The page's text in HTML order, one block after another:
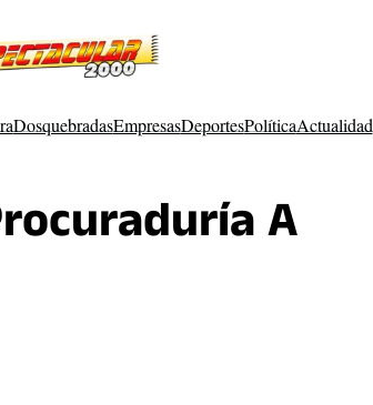
DosquebradasEmpresasDeportesPolíticaActualidad
A